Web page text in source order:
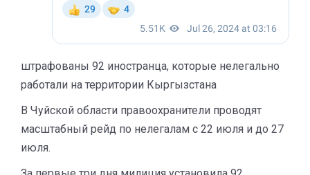
штрафованы 92 иностранца, которые нелегально
работали на территории Кыргызстана
В Чуйской области правоохранители проводят
масштабный рейд по нелегалам с 22 июля и до 27
июля.